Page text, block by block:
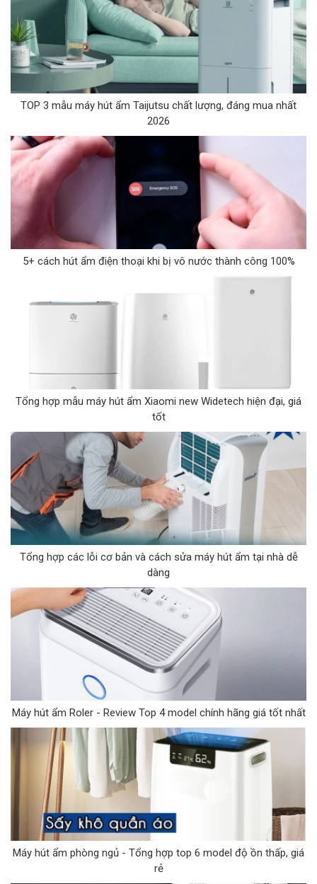
TOP 3 mẫu máy hút ẩm Taijutsu chất lượng, đáng mua nhất
2026
5+ cách hút ẩm điện thoại khi bị vô nước thành công 100%
Tổng hợp mẫu máy hút ẩm Xiaomi new Widetech hiện đại, giá
tốt
Tổng hợp các lỗi cơ bản và cách sửa máy hút ẩm tại nhà dễ
dàng
Máy hút ẩm Roler - Review Top 4 model chính hãng giá tốt nhất
Máy hút ẩm phòng ngủ - Tổng hợp top 6 model độ ồn thấp, giá
rẻ